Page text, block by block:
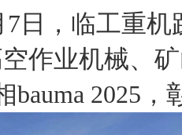
7日，临工重
作业机械、
bauma 2025，